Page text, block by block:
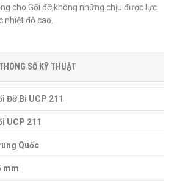
cho Gối đỡ,không những chịu được lực
nhiệt độ cao.
SỐ KỸ THUẬT
Đỡ Bi UCP 211
UCP 211
Quốc
mm